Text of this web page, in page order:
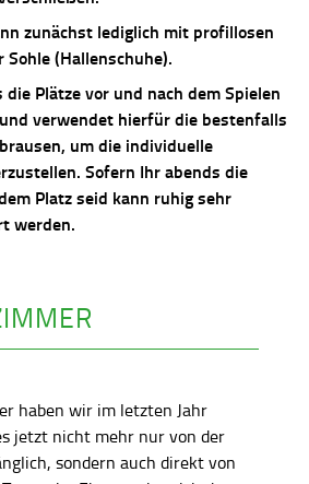
zunächst lediglich mit profillosen
(Hallenschuhe).
Plätze vor und nach dem Spielen
verwendet hierfür die bestenfalls
um die individuelle
Sofern Ihr abends die
Platz seid kann ruhig sehr
werden.
haben wir im letzten Jahr
jetzt nicht mehr nur von der
sondern auch direkt von